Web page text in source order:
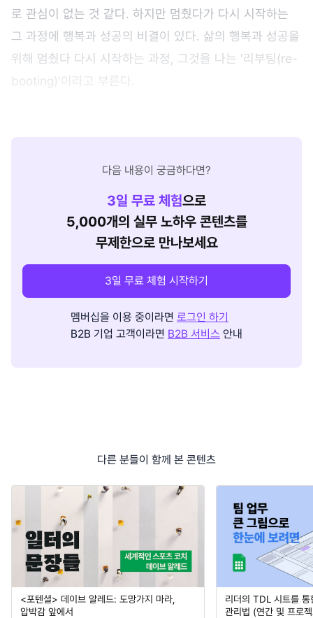
로 관심이 없는 것 같다. 하지만 멈췄다가 다시 시작하는
그 과정에 행복과 성공의 비결이 있다. 삶의 행복과 성공을
위해 멈췄다 다시 시작하는 과정, 그것을 나는 '리부팅(re-
booting)'이라고 부른다.
다음 내용이 궁금하다면?
3일 무료 체험으로
5,000개의 실무 노하우 콘텐츠를
무제한으로 만나보세요
3일 무료 체험 시작하기
멤버십을 이용 중이라면 로그인 하기
B2B 기업 고객이라면 B2B 서비스 안내
다른 분들이 함께 본 콘텐츠
<포텐셜> 데이브 알레드: 도망가지 마라,
압박감 앞에서
리더의 TDL 시트를
관리법 (연간 및 프로